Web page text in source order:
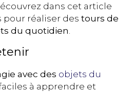
dans cet article
pour réaliser des tours de
du quotidien.
avec des objets du
à apprendre et